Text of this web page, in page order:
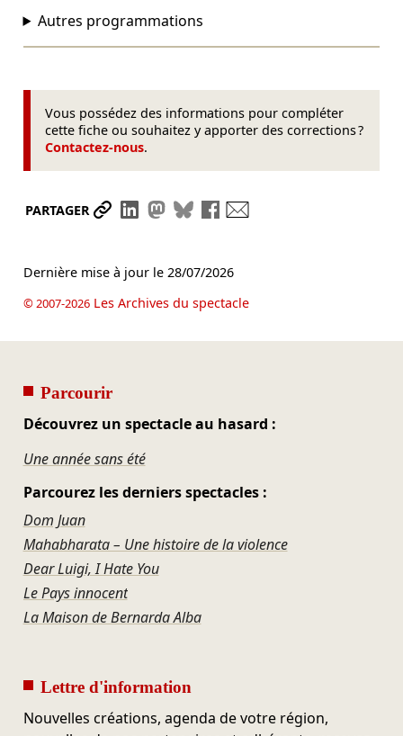
Autres programmations
Vous possédez des informations pour compléter
cette fiche ou souhaitez y apporter des corrections ?
Contactez-nous.
PARTAGER Partager le lien
Partager sur LinkedIn
Partager sur Mastodon
Partager sur Bluesky
Partager sur Facebook
Dernière mise à jour le 28/07/2026
© 2007-2026Les Archives du spectacle
Parcourir
Découvrez un spectacle au hasard :
Une année sans été
Parcourez les derniers spectacles :
Dom Juan
Mahabharata – Une histoire de la violence
Dear Luigi, I Hate You
Le Pays innocent
La Maison de Bernarda Alba
Lettre d'information
Nouvelles créations, agenda de votre région,